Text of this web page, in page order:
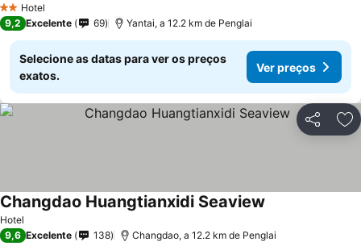
2 Estrelas
Hotel
9,2 Excelente 69 Yantai, a 12.2 km de Penglai
Selecione as datas para ver os preços
exatos.
Ver preços
Partilhar
Hotel
Changdao Huangtianxidi Seaview
9,6 Excelente 138 Changdao, a 12.2 km de Penglai